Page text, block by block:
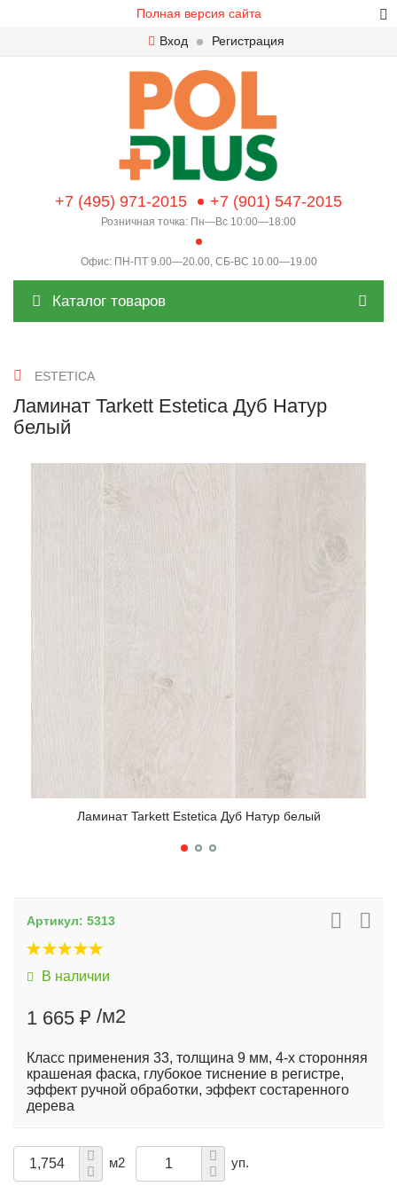
Полная версия сайта
Вход
Регистрация
+7 (495) 971-2015 +7 (901) 547-2015
Розничная точка: Пн—Вс 10:00—18:00
Офис: ПН-ПТ 9.00—20.00, СБ-ВС 10.00—19.00
Каталог товаров
ESTETICA
Ламинат Tarkett Estetica Дуб Натур
белый
Ламинат Tarkett Estetica Дуб Натур белый
Артикул: 5313
В наличии
1 665 ₽ /м2
Класс применения 33, толщина 9 мм, 4-х сторонняя
крашеная фаска, глубокое тиснение в регистре,
эффект ручной обработки, эффект состаренного
дерева
м2 уп.